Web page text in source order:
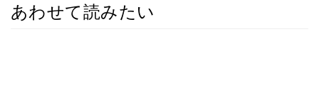
あわせて読みたい